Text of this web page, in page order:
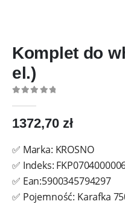
Komplet do
el.)
1372,70 zł
✅ Marka: KROSNO
✅ Indeks:
✅ Ean:5900345794297
✅ Pojemność: Karafka